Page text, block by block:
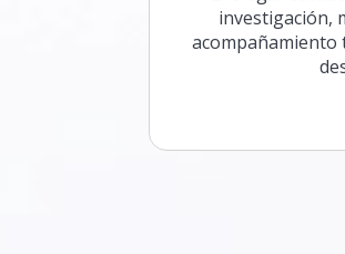
investigación,
acompañamiento